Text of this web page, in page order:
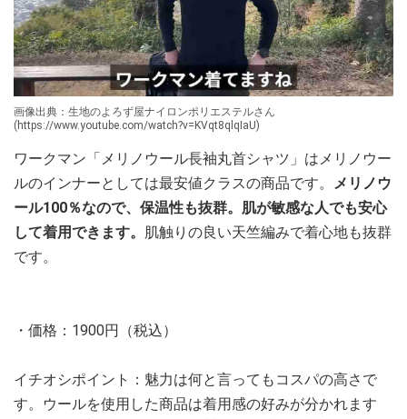
画像出典：生地のよろず屋ナイロンポリエステルさん
(https://www.youtube.com/watch?v=KVqt8qlqIaU)
ワークマン「メリノウール長袖丸首シャツ」はメリノウー
ルのインナーとしては最安値クラスの商品です。 メリノウ
ール100％なので、保温性も抜群。肌が敏感な人でも安心
して着用できます。 肌触りの良い天竺編みで着心地も抜群
です。
・価格：1900円（税込）
イチオシポイント：魅力は何と言ってもコスパの高さで
す。ウールを使用した商品は着用感の好みが分かれます